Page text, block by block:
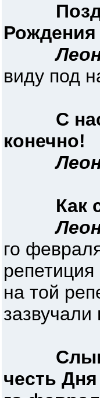
виду под
С
конечно!
Как
го
на той
честь